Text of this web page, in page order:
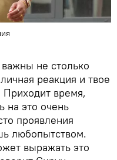
не столько
реакция и твое
время,
на это очень
проявления
любопытством.
выражать это